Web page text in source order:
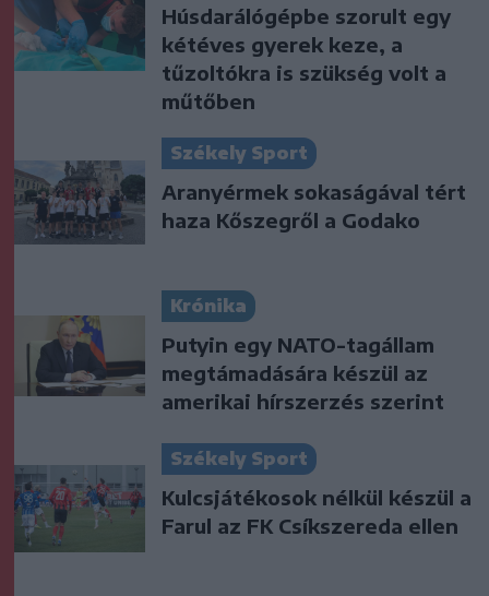
Húsdarálógépbe szorult egy
kétéves gyerek keze, a
tűzoltókra is szükség volt a
műtőben
Székely Sport
Aranyérmek sokaságával tért
haza Kőszegről a Godako
Krónika
Putyin egy NATO-tagállam
megtámadására készül az
amerikai hírszerzés szerint
Székely Sport
Kulcsjátékosok nélkül készül a
Farul az FK Csíkszereda ellen